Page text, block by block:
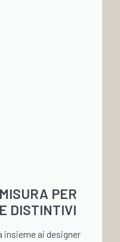
PER
DISTINTIVI
insieme ai designer